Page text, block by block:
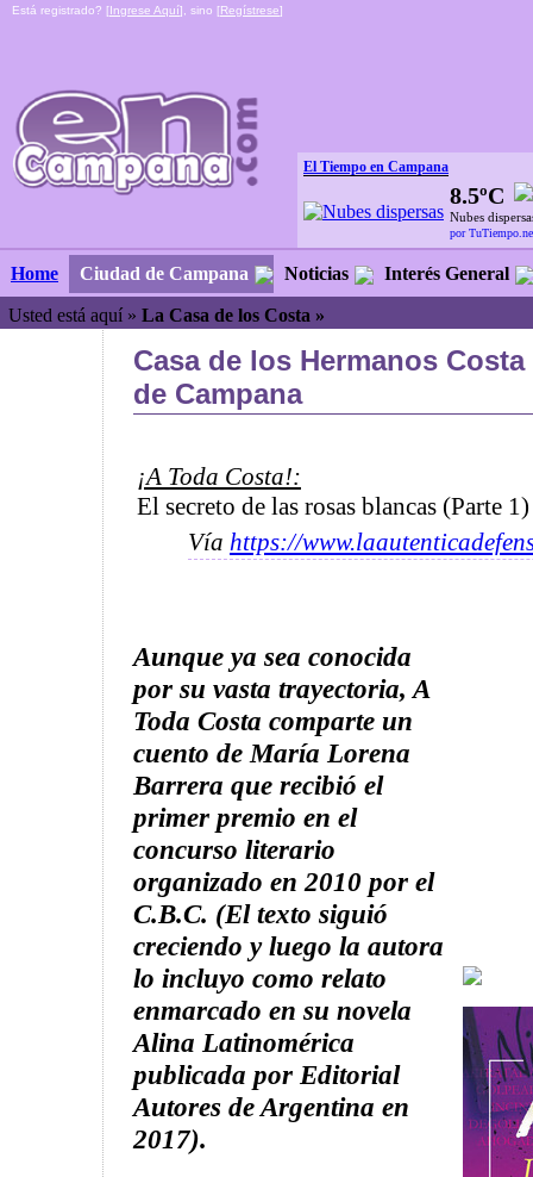
Está registrado? [Ingrese Aquí], sino [Regístrese]
El Tiempo en Campana
8.5ºC
Nubes
por
Home Ciudad de Campana Noticias Interés General
Usted está aquí » La Casa de los Costa »
Casa de los Hermanos
de Campana
¡A Toda Costa!:
El secreto de las rosas blancas (Parte 1)
Vía https://
Aunque ya sea conocida
por su vasta trayectoria, A
Toda Costa comparte un
cuento de María Lorena
Barrera que recibió el
primer premio en el
concurso literario
organizado en 2010 por el
C.B.C. (El texto siguió
creciendo y luego la autora
lo incluyo como relato
enmarcado en su novela
Alina Latinomérica
publicada por Editorial
Autores de Argentina en
2017).